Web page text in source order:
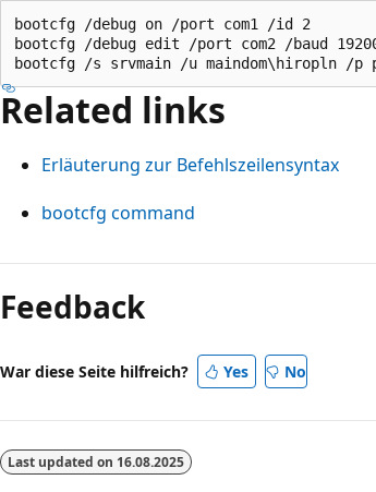
bootcfg /debug on /port com1 /id 2
bootcfg /debug edit /port com2 /baud
Related links
Erläuterung zur Befehlszeilensyntax
bootcfg command
Feedback
War diese Seite hilfreich? Yes No
Last updated on 16.08.2025